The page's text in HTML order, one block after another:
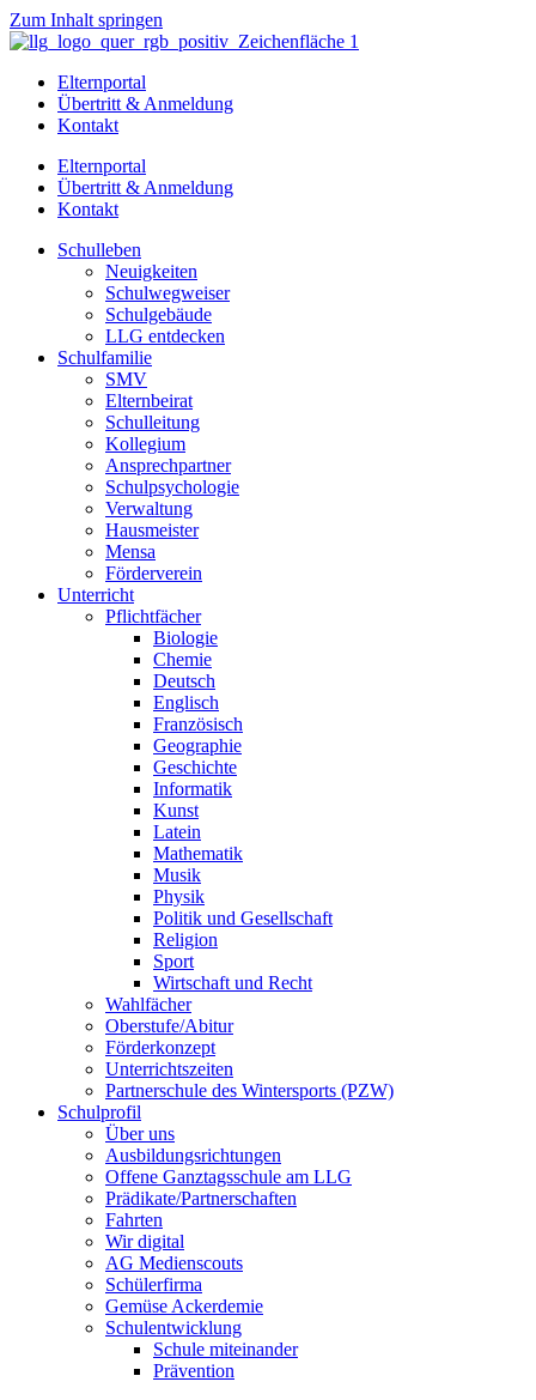
Zum Inhalt springen
Elternportal
Übertritt & Anmeldung
Kontakt
Elternportal
Übertritt & Anmeldung
Kontakt
Schulleben
Neuigkeiten
Schulwegweiser
Schulgebäude
LLG entdecken
Schulfamilie
SMV
Elternbeirat
Schulleitung
Kollegium
Ansprechpartner
Schulpsychologie
Verwaltung
Hausmeister
Mensa
Förderverein
Unterricht
Pflichtfächer
Biologie
Chemie
Deutsch
Englisch
Französisch
Geographie
Geschichte
Informatik
Kunst
Latein
Mathematik
Musik
Physik
Politik und Gesellschaft
Religion
Sport
Wirtschaft und Recht
Wahlfächer
Oberstufe/Abitur
Förderkonzept
Unterrichtszeiten
Partnerschule des Wintersports (PZW)
Schulprofil
Über uns
Ausbildungsrichtungen
Offene Ganztagsschule am LLG
Prädikate/Partnerschaften
Fahrten
Wir digital
AG Medienscouts
Schülerfirma
Gemüse Ackerdemie
Schulentwicklung
Schule miteinander
Prävention